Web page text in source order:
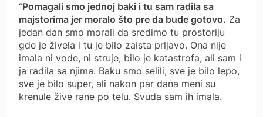
“Pomagali smo jednoj baki i tu sam radila sa
majstorima jer moralo što pre da bude gotovo. Za
jedan dan smo morali da sredimo tu prostoriju
gde je živela i tu je bilo zaista prljavo. Ona nije
imala ni vode, ni struje, bilo je katastrofa, ali sam i
ja radila sa njima. Baku smo selili, sve je bilo lepo,
sve je bilo super, ali nakon par dana meni su
krenule žive rane po telu. Svuda sam ih imala.